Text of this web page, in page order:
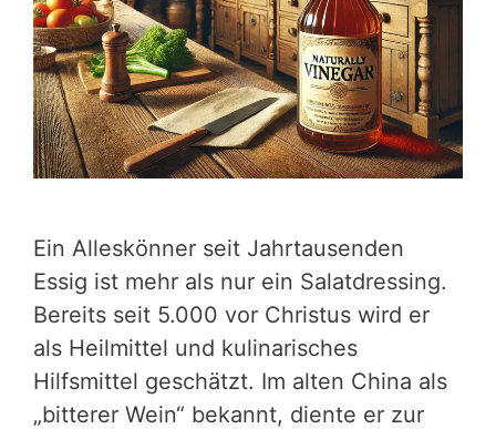
Ein Alleskönner seit Jahrtausenden
Essig ist mehr als nur ein Salatdressing.
Bereits seit 5.000 vor Christus wird er
als Heilmittel und kulinarisches
Hilfsmittel geschätzt. Im alten China als
„bitterer Wein“ bekannt, diente er zur